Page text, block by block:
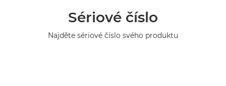
Sériové číslo
Najděte sériové číslo svého produktu